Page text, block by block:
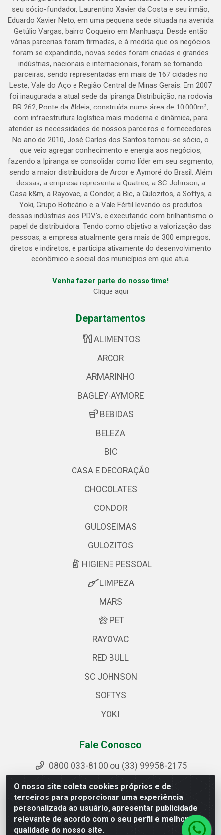
O nosso site coleta cookies próprios e de
terceiros para proporcionar uma experiência
personalizada ao usuário, apresentar publicidade
relevante de acordo com o seu perfil e melhorar a
qualidade do nosso site.
seu sócio-fundador, Laurentino Xavier da Costa e seu irmão,
Eduardo Xavier Neto, em uma pequena sede situada na avenida
Getúlio Vargas, bairro Coqueiro em Manhuaçu. Desde então
várias parcerias foram firmadas, e à medida que os negócios
foram se expandindo, novas sedes foram criadas e grandes
indústrias, nacionais e internacionais, foram se tornando
parceiras, sendo representadas em mais de 167 cidades no
Leste, Vale do Aço e Região Central de Minas Gerais. Em 2007
foi inaugurada a atual sede da Ipiranga Distribuição, na rodovia
BR 262, Ponte da Aldeia, construída numa área de 10.000m²,
com infraestrutura logística mais moderna e dinâmica, para
atender às necessidades de nossos parceiros e fornecedores.
No ano de 2010, José Carlos dos Santos tornou-se sócio, o
que veio agregar conhecimento e energia aos negócios,
fazendo a Ipiranga se consolidar como líder em seu segmento,
sendo a maior distribuidora de Arcor e Aymoré do Brasil. Além
dessas, a empresa representa a Quatree, a SC Johnson, a
Casa k&m, a Rayovac, a Condor, a Bic, a Gulozitos, a Softys, a
Yoki, Grupo Boticário e a Vale Fértil levando os produtos
dessas indústrias aos PDV’s, e executando com brilhantismo o
papel de distribuidora. Tendo como objetivo a valorização das
pessoas, a empresa atualmente gera mais de 300 empregos,
diretos e indiretos, e participa ativamente do desenvolvimento
econômico e social dos municípios em que atua.
Venha fazer parte do nosso time!
Clique aqui
Departamentos
ALIMENTOS
ARCOR
ARMARINHO
BAGLEY-AYMORE
BEBIDAS
BELEZA
BIC
CASA E DECORAÇÃO
CHOCOLATES
CONDOR
GULOSEIMAS
GULOZITOS
HIGIENE PESSOAL
LIMPEZA
MARS
PET
RAYOVAC
RED BULL
SC JOHNSON
SOFTYS
YOKI
Fale Conosco
0800 033-8100 ou (33) 99958-2175
sac@ipirangamg.com.br
Acompanhe nossas publicações